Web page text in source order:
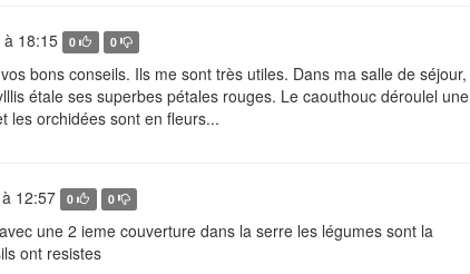
18:15 0 0
bons conseils. Ils me sont très utiles. Dans ma salle de séjour,
étale ses superbes pétales rouges. Le caouthouc déroulel une
les orchidées sont en fleurs...
12:57 0 0
une 2 ieme couverture dans la serre les légumes sont la
ont resistes